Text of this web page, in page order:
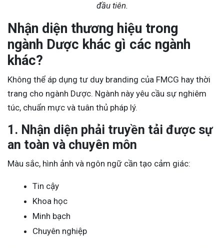
đầu tiên.
Nhận diện thương hiệu trong
ngành Dược khác gì các ngành
khác?
Không thể áp dụng tư duy branding của FMCG hay thời
trang cho ngành Dược. Ngành này yêu cầu sự nghiêm
túc, chuẩn mực và tuân thủ pháp lý.
1. Nhận diện phải truyền tải được sự
an toàn và chuyên môn
Màu sắc, hình ảnh và ngôn ngữ cần tạo cảm giác:
Tin cậy
Khoa học
Minh bạch
Chuyên nghiệp